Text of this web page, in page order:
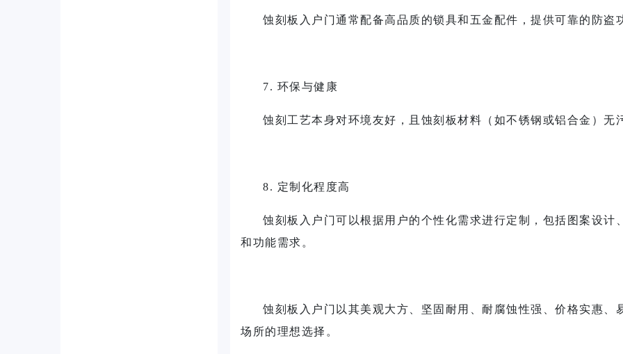
蚀刻板入户门通常配备高品质的锁具和五金配件，提供可靠的防盗
7. 环保与健康
蚀刻工艺本身对环境友好，且蚀刻板材料（如不锈钢或铝合金）无
8. 定制化程度高
蚀刻板入户门可以根据用户的个性化需求进行定制，包括图案设
和功能需求。
蚀刻板入户门 以其美观大方、坚固耐用、耐腐蚀性强、价格实惠
场所的理想选择。